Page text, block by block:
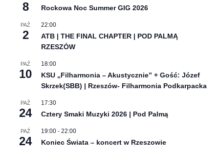
8 Rockowa Noc Summer GIG 2026
PAŹ
2
22:00
ATB | THE FINAL CHAPTER | POD PALMĄ
RZESZÓW
PAŹ
10
18:00
KSU „Filharmonia – Akustycznie” + Gość: Józef
Skrzek(SBB) | Rzeszów- Filharmonia Podkarpacka
PAŹ
24
17:30
Cztery Smaki Muzyki 2026 | Pod Palmą
PAŹ
24
19:00 - 22:00
Koniec Świata – koncert w Rzeszowie